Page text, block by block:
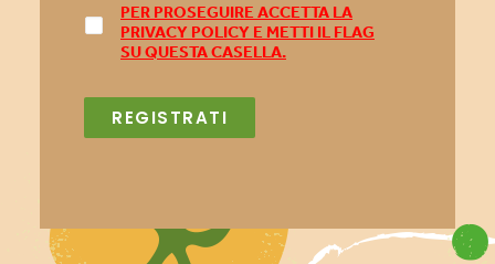
PER PROSEGUIRE ACCETTA LA
PRIVACY POLICY E METTI IL FLAG
SU QUESTA CASELLA.